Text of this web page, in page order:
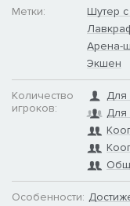
Метки:
Шутер
Арена-
Экшен
Количество
игроков:
Для
Для
Особенности: